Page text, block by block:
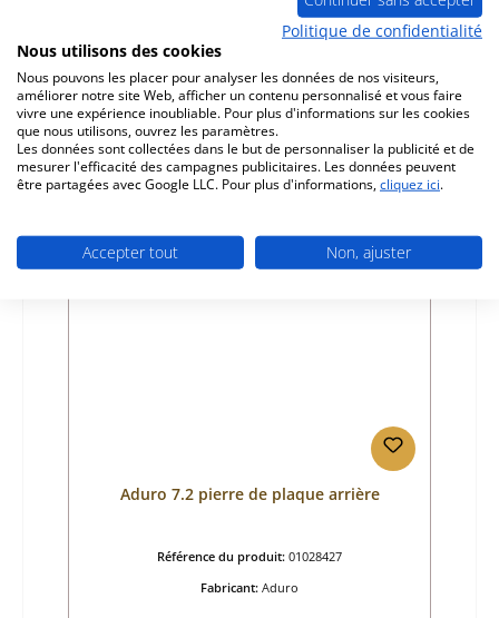
Référence du produit:
Fabricant: Aduro
Prix régulier :
49,19 €
Disponible, délai de livraison : 4-6 jours
Détails
Épuisé
Aduro 7.2 pierre de plaque arrière
Référence du produit: 01028427
Fabricant: Aduro
Politique de confidentialité
Nous utilisons des cookies
Nous pouvons les placer pour analyser les données de nos visiteurs,
améliorer notre site Web, afficher un contenu personnalisé et vous faire
vivre une expérience inoubliable. Pour plus d'informations sur les cookies
que nous utilisons, ouvrez les paramètres.
Les données sont collectées dans le but de personnaliser la publicité et de
mesurer l'efficacité des campagnes publicitaires. Les données peuvent
être partagées avec Google LLC. Pour plus d'informations, cliquez ici.
Accepter tout Non, ajuster